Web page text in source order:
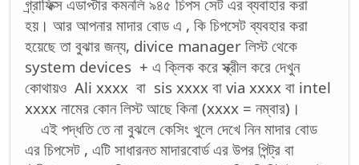
গ্র্রাফিক্স এডাপ্টার কমনলি ৯৪৫ চিপস সেট এর ব্যবাহার করা
হয়। আর আপনার মাদার বোড এ , কি চিপসেট ব্যবহার করা
হয়েছে তা বুঝার জন্য, divice manager লিস্ট থেকে
system devices + এ ক্লিক করে স্ক্রীল করে দেখুন
কোথায়ও Ali xxxx বা sis xxxx বা via xxxx বা intel
xxxx নামের কোন লিস্ট আছে কিনা (xxxx = নম্বার)।
এই পদ্ধতি তে না বুঝলে কেসিং খুলে দেখে নিন মাদার বোড
এর চিপসেট , এটি সাধারনত মাদারবোর্ড এর উপর পিন্ট্র বা